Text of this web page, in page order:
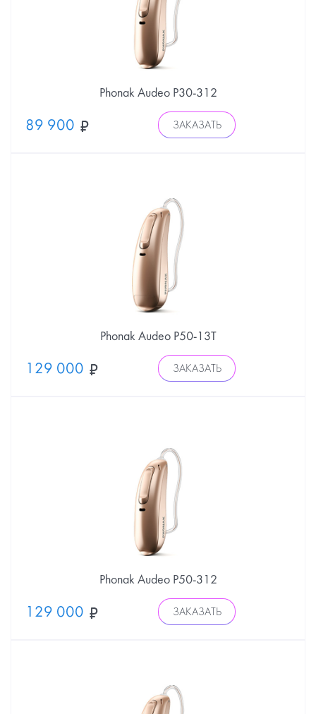
Phonak Audeo P30-312
89 900 ЗАКАЗАТЬ
Phonak Audeo P50-13Т
129 000 ЗАКАЗАТЬ
Phonak Audeo P50-312
129 000 ЗАКАЗАТЬ